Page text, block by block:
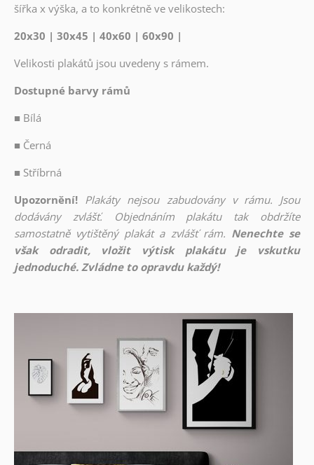
šířka x výška, a to konkrétně ve velikostech:
20x30 | 30x45 | 40x60 | 60x90 |
Velikosti plakátů jsou uvedeny s rámem.
Dostupné barvy rámů
■ Bílá
■ Černá
■ Stříbrná
Upozornění! Plakáty nejsou zabudovány v rámu. Jsou
dodávány zvlášť. Objednáním plakátu tak obdržíte
samostatně vytištěný plakát a zvlášť rám. Nenechte se
však odradit, vložit výtisk plakátu je vskutku
jednoduché. Zvládne to opravdu každý!